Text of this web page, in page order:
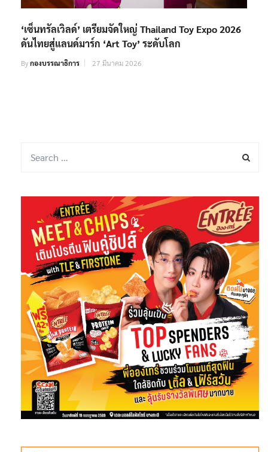
‘เซ็นทรัลเวิลด์’ เตรียมจัดใหญ่ Thailand Toy Expo 2026
ดันไทยสู่แลนด์มาร์ก ‘Art Toy’ ระดับโลก
Byกองบรรณาธิการ 27 มีนาคม 2026